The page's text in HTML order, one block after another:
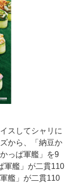
スしてシャリに
から、「納豆か
っぱ軍艦」を9
軍艦」が二貫110
艦」が二貫110